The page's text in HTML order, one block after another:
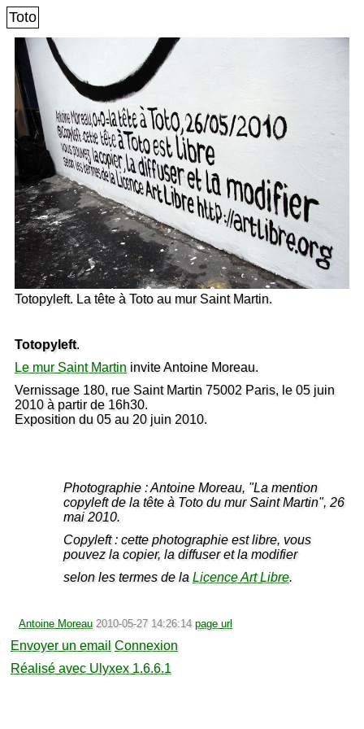
Toto
Totopyleft. La tête à Toto au mur Saint Martin.
Totopyleft.
Le mur Saint Martin invite Antoine Moreau.
Vernissage 180, rue Saint Martin 75002 Paris, le 05 juin
2010 à partir de 16h30.
Exposition du 05 au 20 juin 2010.
Photographie : Antoine Moreau, "La mention
copyleft de la tête à Toto du mur Saint Martin", 26
mai 2010.
Copyleft : cette photographie est libre, vous
pouvez la copier, la diffuser et la modifier
selon les termes de laLicence Art Libre.
Antoine Moreau 2010-05-27 14:26:14 page url
Envoyer un email Connexion
Réalisé avec Ulyxex 1.6.6.1